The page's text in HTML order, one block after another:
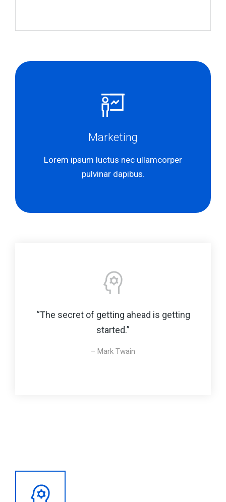
Marketing
Lorem ipsum luctus nec ullamcorper
pulvinar dapibus.
“The secret of getting ahead is getting
started.”
– Mark Twain